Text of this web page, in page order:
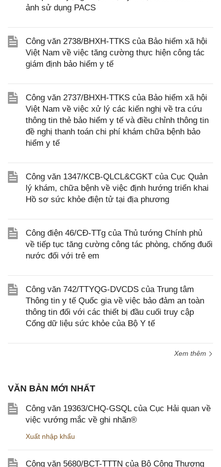
ảnh sử dụng PACS
Công văn 2738/BHXH-TTKS của Bảo hiểm xã hội
Việt Nam về việc tăng cường thực hiện công tác
giám định bảo hiểm y tế
Công văn 2737/BHXH-TTKS của Bảo hiểm xã hội
Việt Nam về việc xử lý các kiến nghị về tra cứu
thông tin thẻ bảo hiểm y tế và điều chỉnh thông tin
đề nghị thanh toán chi phí khám chữa bệnh bảo
hiểm y tế
Công văn 1347/KCB-QLCL&CGKT của Cục Quản
lý khám, chữa bệnh về việc định hướng triển khai
Hồ sơ sức khỏe điện tử tại địa phương
Công điện 46/CĐ-TTg của Thủ tướng Chính phủ
về tiếp tục tăng cường công tác phòng, chống đuối
nước đối với trẻ em
Công văn 742/TTYQG-DVCDS của Trung tâm
Thông tin y tế Quốc gia về việc bảo đảm an toàn
thông tin đối với các thiết bị đầu cuối truy cập
Cổng dữ liệu sức khỏe của Bộ Y tế
Xem thêm
VĂN BẢN MỚI NHẤT
Công văn 19363/CHQ-GSQL của Cục Hải quan về
việc vướng mắc về ghi nhãn®
Xuất nhập khẩu
Công văn 5680/BCT-TTTN của Bộ Công Thương